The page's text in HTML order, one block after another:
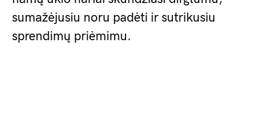
sumažėjusiu noru padėti ir sutrikusiu
sprendimų priėmimu.